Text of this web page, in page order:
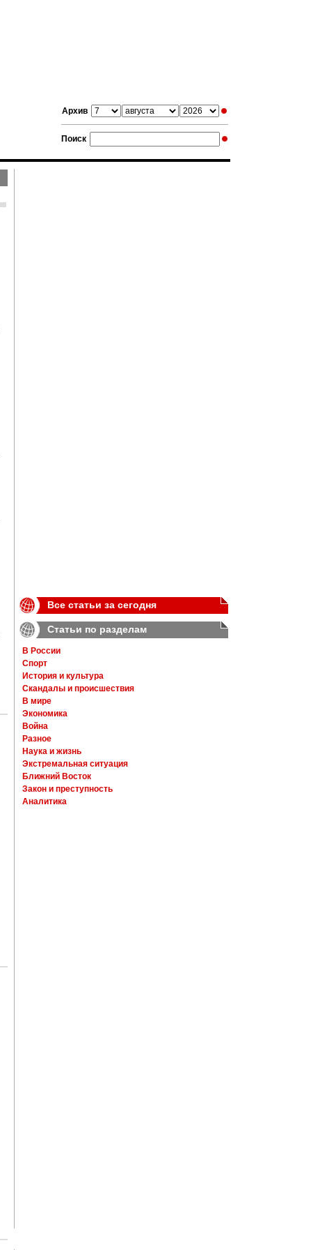
Архив
Поиск
Все статьи за сегодня
Статьи по разделам
В России
Спорт
История и культура
Скандалы и происшествия
В мире
Экономика
Война
Разное
Наука и жизнь
Экстремальная ситуация
Ближний Восток
Закон и преступность
Аналитика